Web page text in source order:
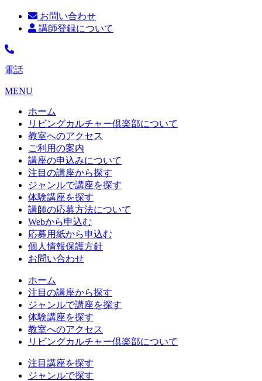
お問い合わせ
講師登録について
電話
MENU
ホーム
リビングカルチャー倶楽部について
教室へのアクセス
ご利用の案内
講座の申込みについて
注目の講座から探す
ジャンルで講座を探す
体験講座を探す
講師の応募方法について
Webから申込む
応募用紙から申込む
個人情報保護方針
お問い合わせ
ホーム
注目の講座から探す
ジャンルで講座を探す
体験講座を探す
教室へのアクセス
リビングカルチャー倶楽部について
注目講座を探す
ジャンルで探す